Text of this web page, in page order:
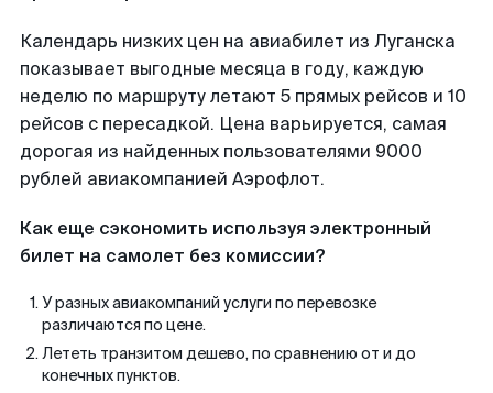
Календарь низких цен на авиабилет из Луганска
показывает выгодные месяца в году, каждую
неделю по маршруту летают 5 прямых рейсов и 10
рейсов с пересадкой. Цена варьируется, самая
дорогая из найденных пользователями 9000
рублей авиакомпанией Аэрофлот.
Как еще сэкономить используя электронный
билет на самолет без комиссии?
У разных авиакомпаний услуги по перевозке
различаются по цене.
Лететь транзитом дешево, по сравнению от и до
конечных пунктов.